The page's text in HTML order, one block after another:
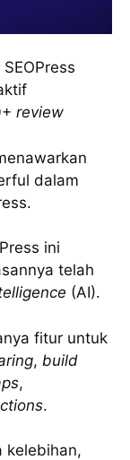
review
dalam
ini
telah
(AI).
fitur untuk
, build
,
.
kelebihan,